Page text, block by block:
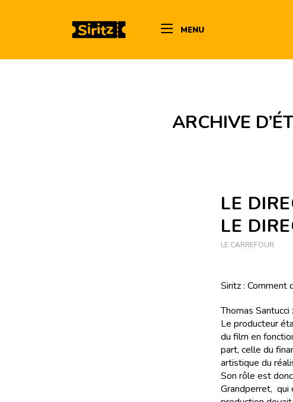
MENU
ARCHIVE
LE
LE
LE CARREFOUR
Siritz : Comment
Thomas
Le producteur
du film en
part, celle du
artistique du
Son rôle est
Grandperret, qui